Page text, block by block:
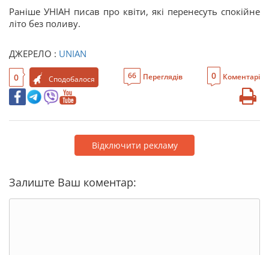
Раніше УНІАН писав про квіти, які перенесуть спокійне
літо без поливу.
ДЖЕРЕЛО : UNIAN
0 Сподобалося 66 Переглядів 0 Коментарі
Відключити рекламу
Залиште Ваш коментар: